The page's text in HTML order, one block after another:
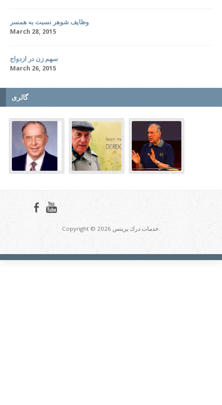
وظایف شوهر نسبت به همسر
March 28, 2015
سهم زن در ازدواج
March 26, 2015
گالری
Copyright © 2026 خدمات درك پرينس.